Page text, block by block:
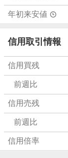
年初来安値
信用取引情報
信用買残
前週比
信用売残
前週比
信用倍率